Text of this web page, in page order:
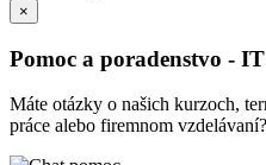
×
Pomoc a poradenstvo -
Máte otázky o našich kurzoch,
práce alebo firemnom